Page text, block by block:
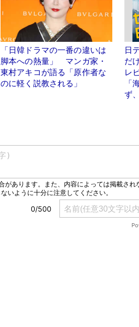
「日韓ドラマの一番の違いは
脚本への熱量」 マンガ家・
東村アキコが語る「原作者な
のに軽く説教される」
日
だ
レ
「
ず